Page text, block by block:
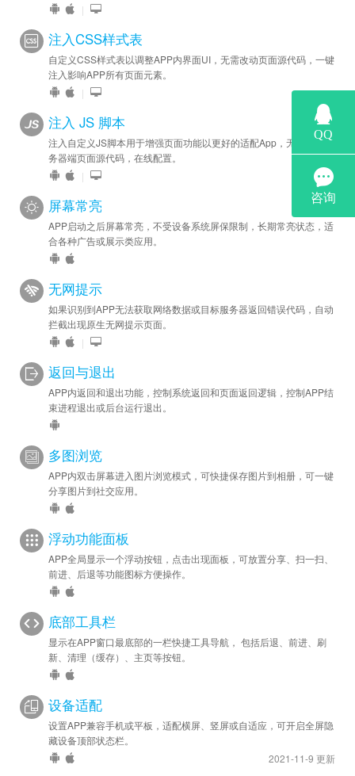
|
注入CSS样式表
自定义CSS样式表以调整APP内界面UI，无需改动页面源代码，一键
注入影响APP所有页面元素。
|
注入 JS 脚本
注入自定义JS脚本用于增强页面功能以更好的适配App，无需修改服
务器端页面源代码，在线配置。
|
屏幕常亮
APP启动之后屏幕常亮，不受设备系统屏保限制，长期常亮状态，适
合各种广告或展示类应用。
无网提示
如果识别到APP无法获取网络数据或目标服务器返回错误代码，自动
拦截出现原生无网提示页面。
|
返回与退出
APP内返回和退出功能，控制系统返回和页面返回逻辑，控制APP结
束进程退出或后台运行退出。
多图浏览
APP内双击屏幕进入图片浏览模式，可快捷保存图片到相册，可一键
分享图片到社交应用。
浮动功能面板
APP全局显示一个浮动按钮，点击出现面板，可放置分享、扫一扫、
前进、后退等功能图标方便操作。
底部工具栏
显示在APP窗口最底部的一栏快捷工具导航， 包括后退、前进、刷
新、清理（缓存）、主页等按钮。
设备适配
设置APP兼容手机或平板，适配横屏、竖屏或自适应，可开启全屏隐
藏设备顶部状态栏。
2021-11-9 更新